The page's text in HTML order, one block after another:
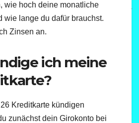
wie hoch deine monatliche
wie lange du dafür brauchst.
Zinsen an.
ich meine
Kreditkarte kündigen
zunächst dein Girokonto bei